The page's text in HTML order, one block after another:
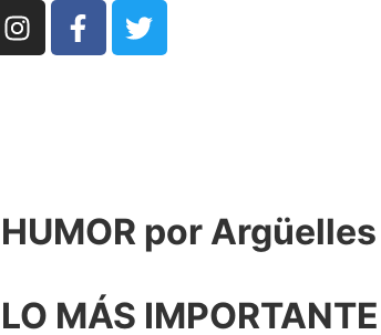
HUMOR por Argüelles​
LO MÁS IMPORTANTE